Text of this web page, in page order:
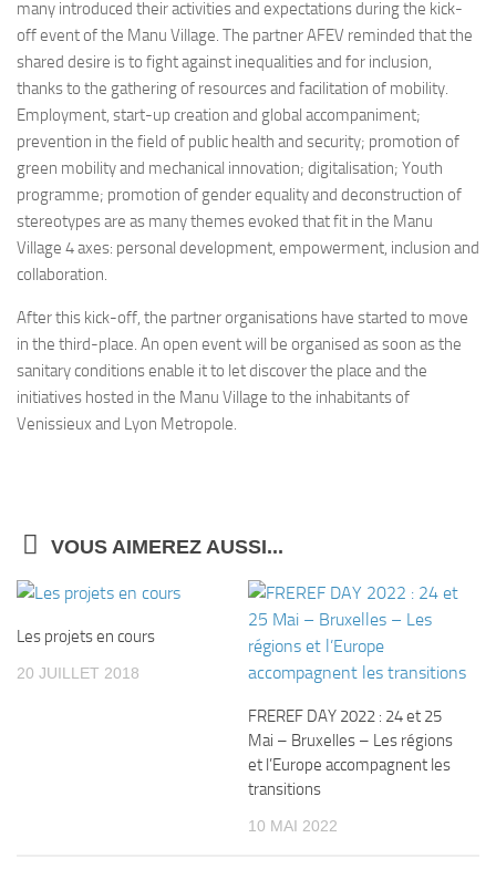
many introduced their activities and expectations during the kick-
off event of the Manu Village. The partner AFEV reminded that the
shared desire is to fight against inequalities and for inclusion,
thanks to the gathering of resources and facilitation of mobility.
Employment, start-up creation and global accompaniment;
prevention in the field of public health and security; promotion of
green mobility and mechanical innovation; digitalisation; Youth
programme; promotion of gender equality and deconstruction of
stereotypes are as many themes evoked that fit in the Manu
Village 4 axes: personal development, empowerment, inclusion and
collaboration.
After this kick-off, the partner organisations have started to move
in the third-place. An open event will be organised as soon as the
sanitary conditions enable it to let discover the place and the
initiatives hosted in the Manu Village to the inhabitants of
Venissieux and Lyon Metropole.
VOUS AIMEREZ AUSSI...
Les projets en cours
20 JUILLET 2018
FREREF DAY 2022 : 24 et 25
Mai – Bruxelles – Les régions
et l’Europe accompagnent les
transitions
10 MAI 2022